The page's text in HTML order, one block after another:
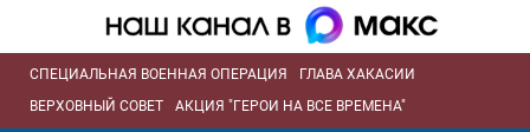
СПЕЦИАЛЬНАЯ ВОЕННАЯ ОПЕРАЦИЯ
ГЛАВА ХАКАСИИ
ВЕРХОВНЫЙ СОВЕТ
АКЦИЯ "ГЕРОИ НА ВСЕ ВРЕМЕНА"